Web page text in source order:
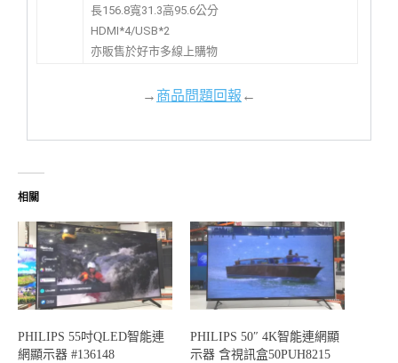
長156.8寬31.3高95.6公分
HDMI*4/USB*2
亦販售於好市多線上購物
→商品問題回報←
相關
PHILIPS 55吋QLED智能連
網顯示器 #136148
PHILIPS 50″ 4K智能連網顯
示器 含視訊盒50PUH8215